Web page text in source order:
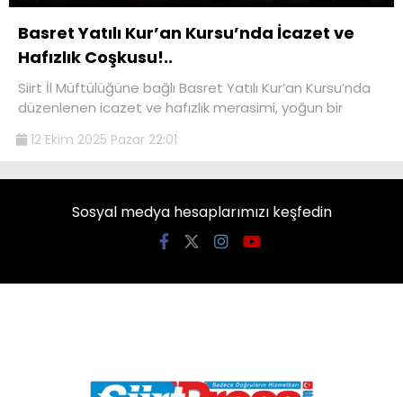
Basret Yatılı Kur’an Kursu’nda İcazet ve
Hafızlık Coşkusu!..
Siirt İl Müftülüğüne bağlı Basret Yatılı Kur’an Kursu’nda
düzenlenen icazet ve hafızlık merasimi, yoğun bir
12 Ekim 2025 Pazar 22:01
Sosyal medya hesaplarımızı keşfedin